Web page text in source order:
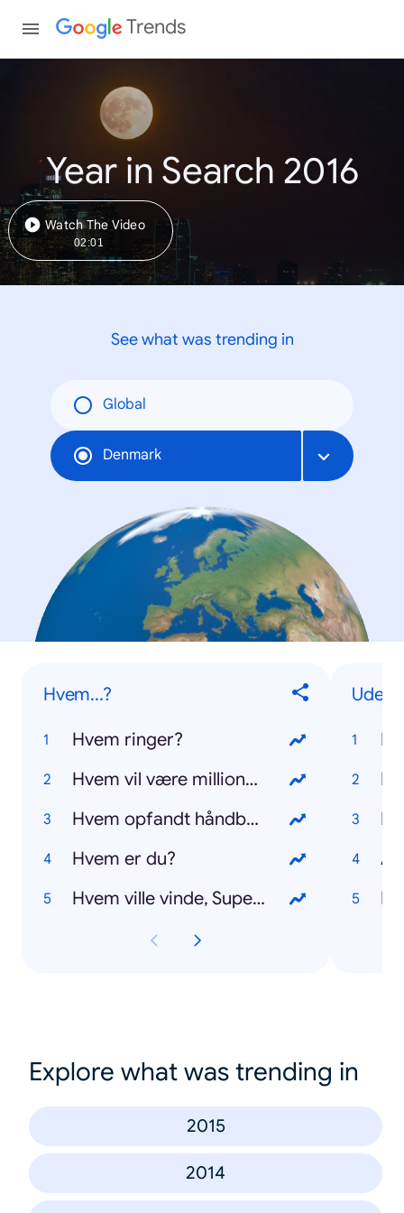
Trends
Year in Search 2016
Watch The Video
02:01
See what was trending in
Global
Denmark
Hvem...?
Hvem ringer?
Hvem vil være millionær?
Hvem opfandt håndbold?
Hvem er du?
Hvem ville vinde, Superman eller Thor?
Explore what was trending in
2015
2014